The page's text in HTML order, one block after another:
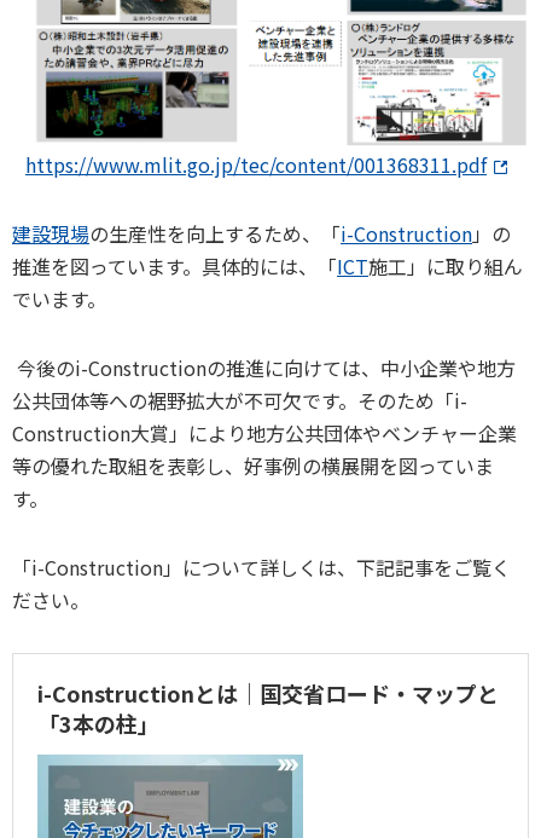
https://www.mlit.go.jp/tec/content/001368311.pdf
建設現場の生産性を向上するため、「i-Construction」の
推進を図っています。具体的には、「ICT施工」に取り組ん
でいます。
今後のi-Constructionの推進に向けては、中小企業や地方
公共団体等への裾野拡大が不可欠です。そのため「i-
Construction大賞」により地方公共団体やベンチャー企業
等の優れた取組を表彰し、好事例の横展開を図っていま
す。
「i-Construction」について詳しくは、下記記事をご覧く
ださい。
i-Constructionとは｜国交省ロード・マップと
「3本の柱」